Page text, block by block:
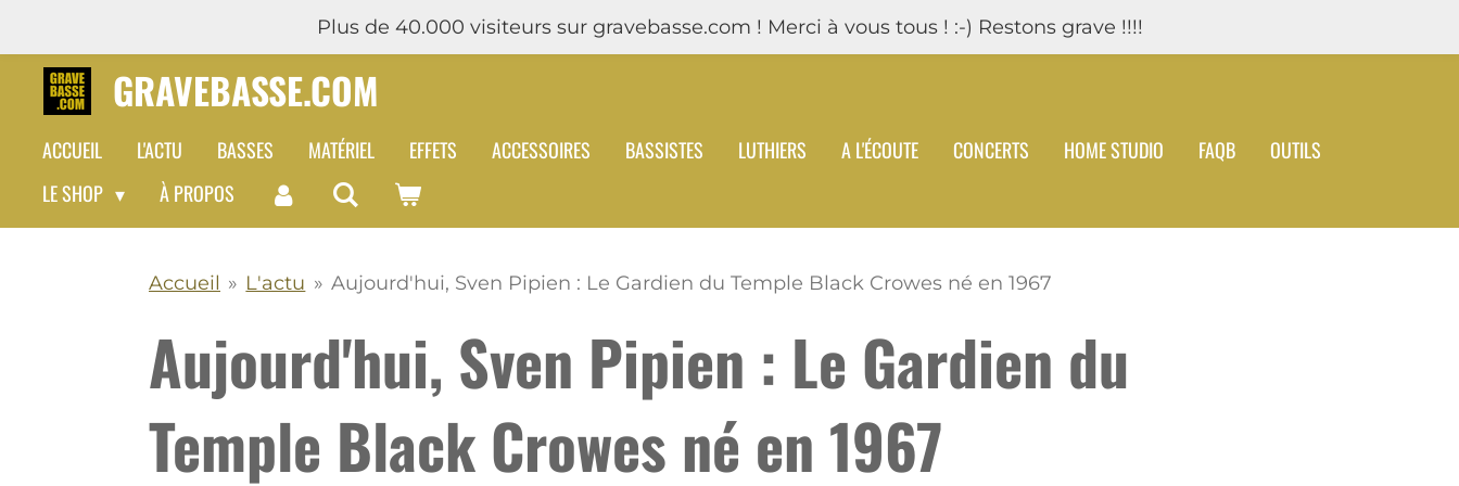
contenu
Plus de 40.000 visiteurs sur gravebasse.com ! Merci à vous tous ! :-) Restons grave !!!!
GRAVEBASSE.COM
ACCUEIL L'ACTU BASSES MATÉRIEL EFFETS ACCESSOIRES BASSISTES LUTHIERS A L'ÉCOUTE CONCERTS HOME STUDIO FAQB
OUTILS
LE SHOP
À PROPOS
Accueil » L'actu » Aujourd'hui, Sven Pipien : Le Gardien du Temple Black Crowes né en 1967
Aujourd'hui, Sven Pipien : Le Gardien du
Temple Black Crowes né en 1967